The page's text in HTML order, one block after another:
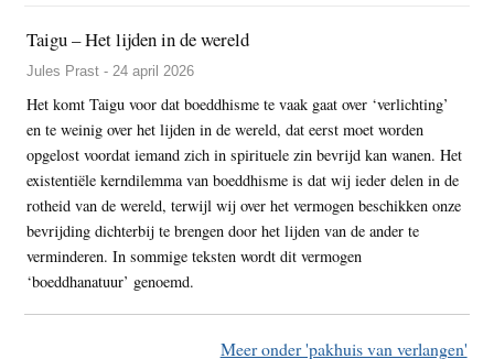
Taigu – Het lijden in de wereld
Jules Prast - 24 april 2026
Het komt Taigu voor dat boeddhisme te vaak gaat over ‘verlichting’
en te weinig over het lijden in de wereld, dat eerst moet worden
opgelost voordat iemand zich in spirituele zin bevrijd kan wanen. Het
existentiële kerndilemma van boeddhisme is dat wij ieder delen in de
rotheid van de wereld, terwijl wij over het vermogen beschikken onze
bevrijding dichterbij te brengen door het lijden van de ander te
verminderen. In sommige teksten wordt dit vermogen
‘boeddhanatuur’ genoemd.
Meer onder 'pakhuis van verlangen'